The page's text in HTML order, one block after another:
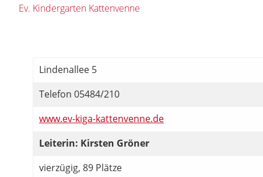
Ev. Kindergarten Kattenvenne
Lindenallee 5
Telefon 05484/210
www.ev-kiga-kattenvenne.de
Leiterin: Kirsten Gröner
vierzügig, 89 Plätze